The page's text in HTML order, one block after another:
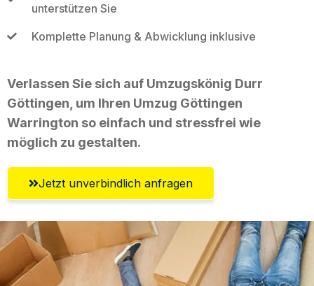
unterstützen Sie
Komplette Planung & Abwicklung inklusive
Verlassen Sie sich auf Umzugskönig Durr
Göttingen, um Ihren Umzug Göttingen
Warrington so einfach und stressfrei wie
möglich zu gestalten.
Jetzt unverbindlich anfragen